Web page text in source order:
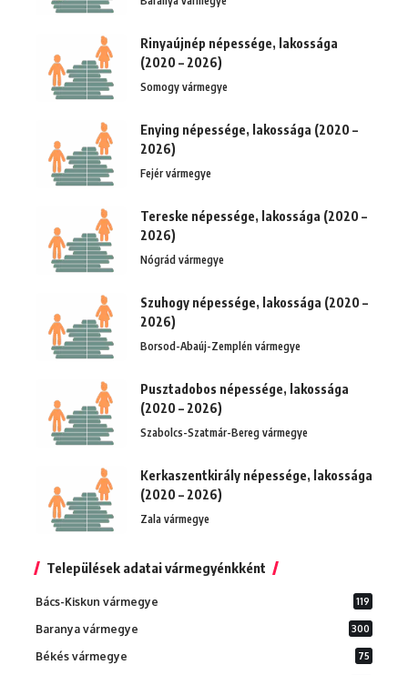
Rinyaújnép népessége, lakossága
(2020 – 2026)
Somogy vármegye
Enying népessége, lakossága (2020 –
2026)
Fejér vármegye
Tereske népessége, lakossága (2020 –
2026)
Nógrád vármegye
Szuhogy népessége, lakossága (2020 –
2026)
Borsod-Abaúj-Zemplén vármegye
Pusztadobos népessége, lakossága
(2020 – 2026)
Szabolcs-Szatmár-Bereg vármegye
Kerkaszentkirály népessége, lakossága
(2020 – 2026)
Zala vármegye
Települések adatai vármegyénkként
Bács-Kiskun vármegye 119
Baranya vármegye 300
Békés vármegye 75